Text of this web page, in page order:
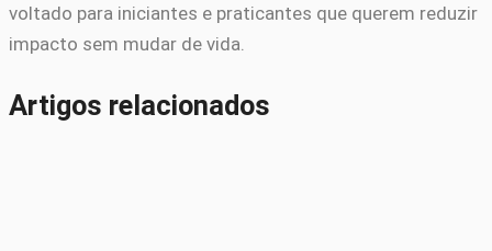
voltado para iniciantes e praticantes que querem reduzir
impacto sem mudar de vida.
Artigos relacionados